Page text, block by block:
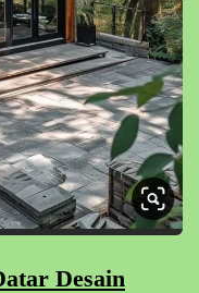
Desain